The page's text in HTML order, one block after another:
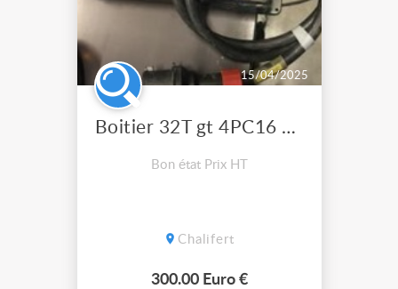
15/04/2025
Boitier 32T gt 4PC16 et recopie 32T avec Disjoncteur
Bon état Prix HT
Chalifert
300.00 Euro €